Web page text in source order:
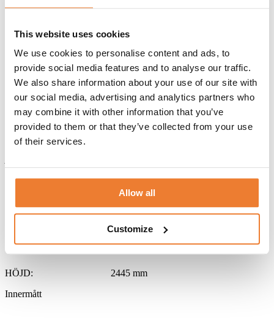
This website uses cookies
We use cookies to personalise content and ads, to
provide social media features and to analyse our traffic.
We also share information about your use of our site with
our social media, advertising and analytics partners who
may combine it with other information that you’ve
provided to them or that they’ve collected from your use
of their services.
Allow all
Customize
Elcentral 16A / 400V 4000 kr
Värmefläkt 2 kWh 1500 kr
RITNING
FÄRG: Standardfärger är vit (RAL 9010) och blå (RAL 5010).
Containern finns som beställningsvara i fler färger mot pristillägg.
VENTILER: Självdrag
VÄGGAR: Korrugerad stålplåt 1,2 mm tjock
TAK: Korrugerad stålplåt plåt 1,2 mm
GOLV: Stålgolv
GAFFELFICKOR: Ja
Yttermått:
LÄNGD: 2200 mm
BREDD: 1600 mm
HÖJD:
2445 mm
Innermått